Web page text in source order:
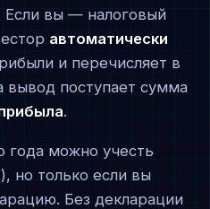
вы — налоговый
автоматически
и перечисляет в
вывод поступает сумма
.
года можно учесть
но только если вы
Без декларации